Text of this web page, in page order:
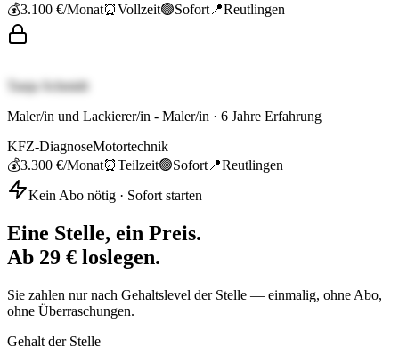
💰3.100 €/Monat⏰Vollzeit🟢Sofort 📍Reutlingen
Tanja Schmidt
Maler/in und Lackierer/in - Maler/in · 6 Jahre Erfahrung
KFZ-DiagnoseMotortechnik
💰3.300 €/Monat⏰Teilzeit🟢Sofort 📍Reutlingen
Kein Abo nötig · Sofort starten
Eine Stelle, ein Preis.
Ab 29 € loslegen.
Sie zahlen nur nach Gehaltslevel der Stelle — einmalig, ohne Abo,
ohne Überraschungen.
Gehalt der Stelle